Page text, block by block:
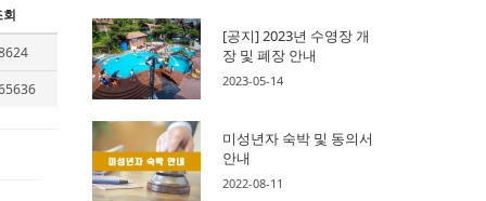
회
[공지] 2023년 수영장 개
장 및 폐장 안내
2023-05-14
미성년자 숙박 및 동의서
안내
2022-08-11